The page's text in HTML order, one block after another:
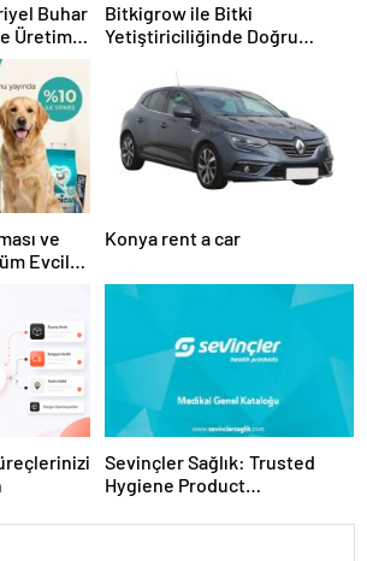
Buhar
Üretim
Bitkigrow ile Bitki
Yetiştiriciliğinde Doğru
ve
Evcil
Konya rent a car
Sevinçler Sağlık: Trusted
Hygiene Product